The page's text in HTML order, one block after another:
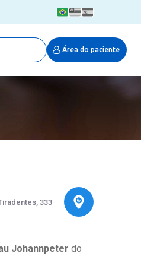
Área do paciente
em saúde
Moinhos de Vento
Digital
333
Johannpeter do